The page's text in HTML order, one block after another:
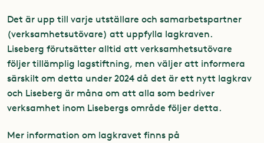
Det är upp till varje utställare och samarbetspartner
(verksamhetsutövare) att uppfylla lagkraven.
Liseberg förutsätter alltid att verksamhetsutövare
följer tillämplig lagstiftning, men väljer att informera
särskilt om detta under 2024 då det är ett nytt lagkrav
och Liseberg är måna om att alla som bedriver
verksamhet inom Lisebergs område följer detta.
Mer information om lagkravet finns på